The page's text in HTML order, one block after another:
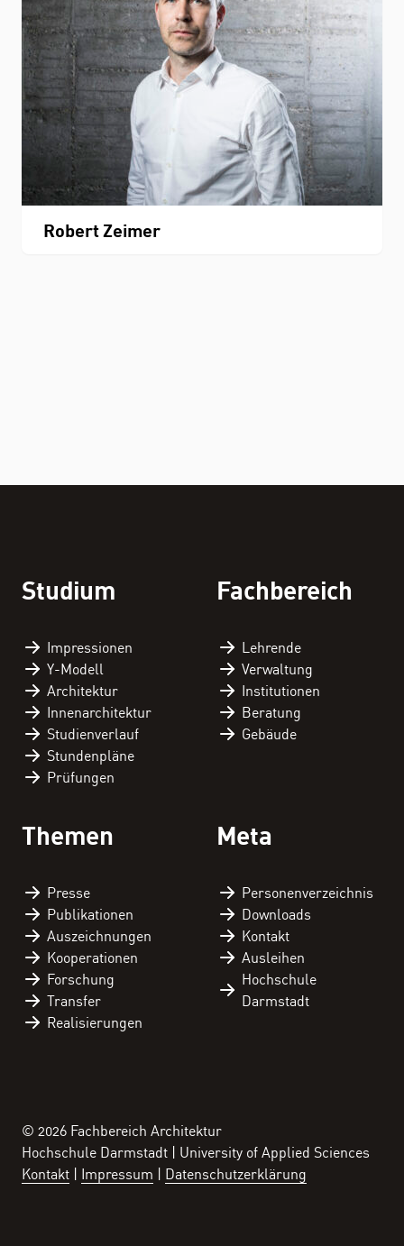
Robert Zeimer
Studium
Impressionen
Y-Modell
Architektur
Innenarchitektur
Studienverlauf
Stundenpläne
Prüfungen
Fachbereich
Lehrende
Verwaltung
Institutionen
Beratung
Gebäude
Themen
Presse
Publikationen
Auszeichnungen
Kooperationen
Forschung
Transfer
Realisierungen
Meta
Personen­verzeichnis
Downloads
Kontakt
Ausleihen
Hochschule
Darmstadt
© 2026 Fachbereich Architektur
Hochschule Darmstadt | University of Applied Sciences
Kontakt
Impressum Datenschutzerklärung